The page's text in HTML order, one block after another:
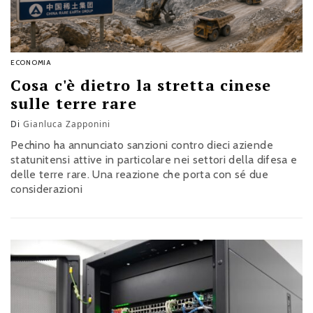
ECONOMIA
Cosa c'è dietro la stretta cinese
sulle terre rare
Di Gianluca Zapponini
Pechino ha annunciato sanzioni contro dieci aziende
statunitensi attive in particolare nei settori della difesa e
delle terre rare. Una reazione che porta con sé due
considerazioni